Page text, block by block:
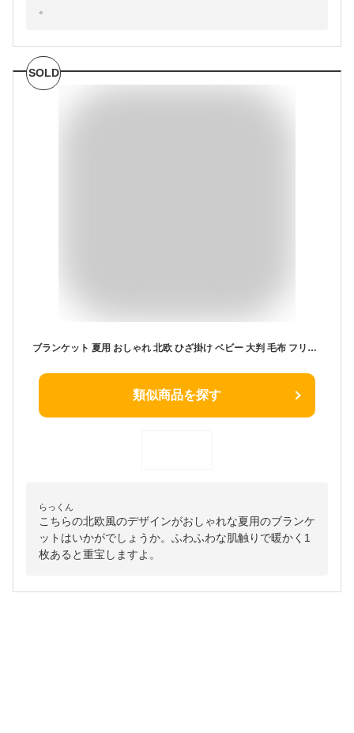
。
SOLD
ブランケット 夏用 おしゃれ 北欧 ひざ掛け ベビー 大判 毛布 フリンジ付き 通年 オールシーズン ふわふわ ギフト ソファーカバー 北欧風 タオルケット 冷房対策 プレゼント 可愛い オフィス 彼女 妻 ニットブランケット グレー イエロー 90×110
類似商品を探す
らっくん
こちらの北欧風のデザインがおしゃれな夏用のブランケ
ットはいかがでしょうか。ふわふわな肌触りで暖かく1
枚あると重宝しますよ。